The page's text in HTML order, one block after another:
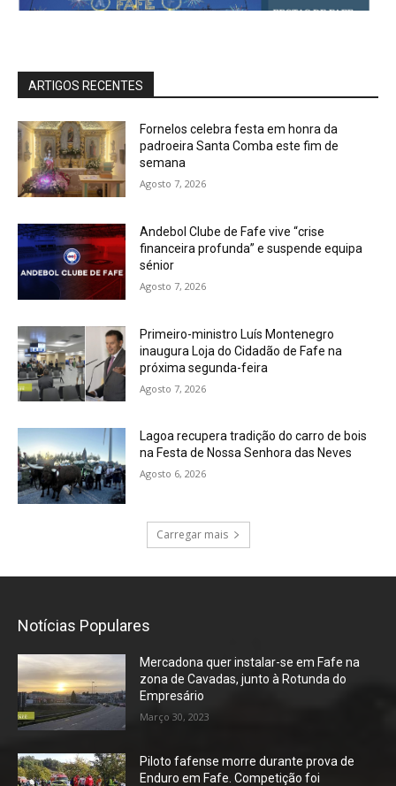
ARTIGOS RECENTES
Fornelos celebra festa em honra da
padroeira Santa Comba este fim de
semana
Agosto 7, 2026
Andebol Clube de Fafe vive “crise
financeira profunda” e suspende equipa
sénior
Agosto 7, 2026
Primeiro-ministro Luís Montenegro
inaugura Loja do Cidadão de Fafe na
próxima segunda-feira
Agosto 7, 2026
Lagoa recupera tradição do carro de bois
na Festa de Nossa Senhora das Neves
Agosto 6, 2026
Carregar mais
Notícias Populares
Mercadona quer instalar-se em Fafe na
zona de Cavadas, junto à Rotunda do
Empresário
Março 30, 2023
Piloto fafense morre durante prova de
Enduro em Fafe. Competição foi